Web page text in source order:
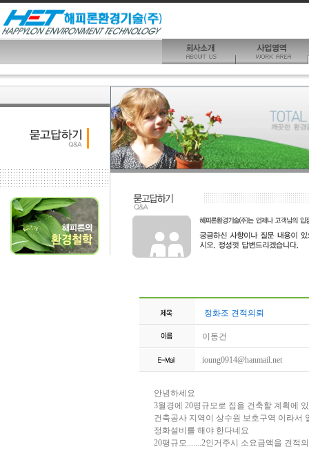
정화조 견적의뢰
이동건
ioung0914@hanmail.net
안녕하세요
3월경에 20평규모로 집을 건축할 계획에
건축공사 지역이 상수원 보호구역 이라서
정화설비를 해야 한다네요
20평규모.......2인거주시 소요금액을 견적